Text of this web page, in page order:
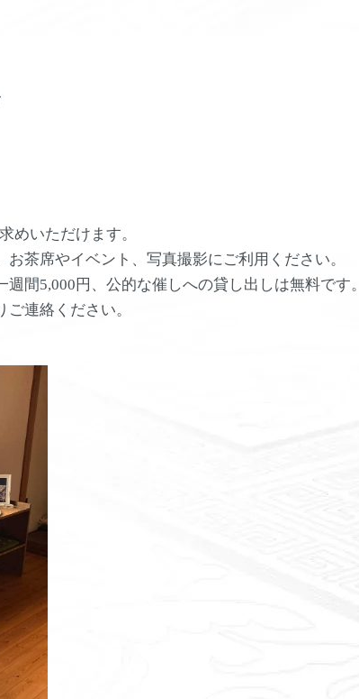
めいただけます。
茶席やイベント、写真撮影にご利用ください。
間5,000円、公的な催しへの貸し出しは無料です。
ご連絡ください。